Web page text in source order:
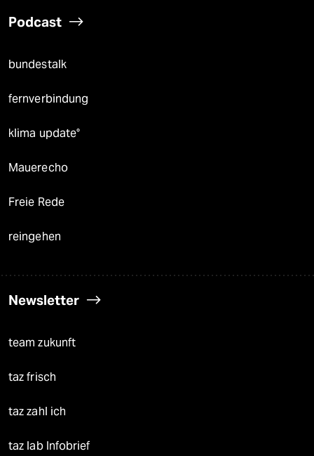
Podcast
bundestalk
fernverbindung
klima update°
Mauerecho
Freie Rede
reingehen
Newsletter
team zukunft
taz frisch
taz zahl ich
taz lab Infobrief